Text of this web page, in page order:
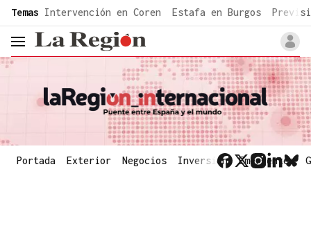
common.go-to-content
Temas Intervención en Coren Estafa en Burgos
header.menu.open
Portada Exterior Negocios Inversión Emergentes